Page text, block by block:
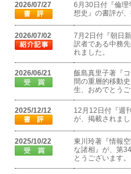
2026/07/27
6月30日付『倫理
想史』の書評が
2026/07/02
7月2日付『朝日
訳者である中務
れました。
2026/06/21
飯島真里子著『
間の重層的移動
生、おめでとう
2025/12/12
12月12日付『週
が、掲載されま
2025/10/22
東川玲著『情報
な諸相』が、第
とうございます。